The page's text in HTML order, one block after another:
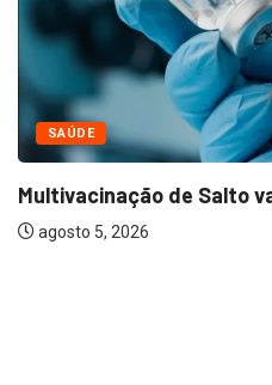
NEGÓCIOS
Bella Capri inaugura